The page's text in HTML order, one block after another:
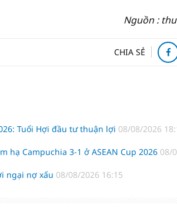
Nguồn :
CHIA SẺ
Tuổi Hợi đầu tư thuận lợi 08/08/2026
Campuchia 3-1 ở ASEAN Cup 2026 08/
ngại nợ xấu 08/08/2026 16:15